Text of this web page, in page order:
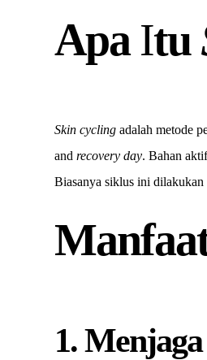
ApaItu
Skin cycling adalah metode
andrecovery day. Bahan
Biasanya siklus ini dilakukan
1.